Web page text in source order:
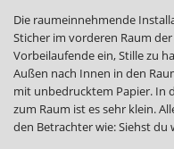
Die raumeinnehmende
Sticher im vorderen Raum
Vorbeilaufende ein, Stille zu
Außen nach Innen in den
mit unbedrucktem Papier. In
zum Raum ist es sehr klein.
den Betrachter wie: Siehst du